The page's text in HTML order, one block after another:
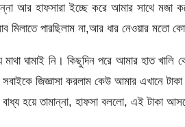
আর হাফসারা ইচ্ছে করে আমার সাথে মজা
মিলাতে পারছিলাম না,আর ধার নেওয়ার মতো
মাথা ঘামাই নি। কিছুদিন পরে আমার হাত
জিজ্ঞাসা করলাম কেউ আমার এখানে
হয়ে তামান্না, হাফসা বললো, এই টাকা